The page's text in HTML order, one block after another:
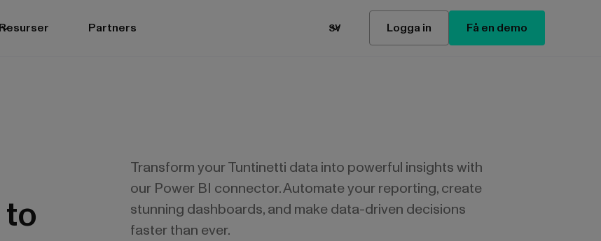
Resurser Partners SV Logga in Få en demo
Transform your Tuntinetti data into powerful insights with
our Power BI connector. Automate your reporting, create
stunning dashboards, and make data-driven decisions
faster than ever.